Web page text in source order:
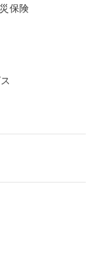
保険